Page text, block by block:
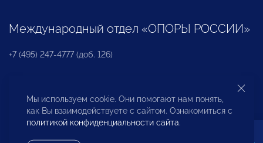
Международный отдел «ОПОРЫ РОССИИ»
+7 (495) 247-4777 (доб. 126)
Бюро по защите прав предпринимателей и
инвесторов
Мы используем cookie. Они помогают нам понять,
как Вы взаимодействуете с сайтом. Ознакомиться с
политикой конфиденциальности сайта.